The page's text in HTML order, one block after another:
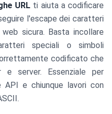
URL ti aiuta a codificare
l'escape dei caratteri
sicura. Basta incollare
speciali o simboli
codificato che
server. Essenziale per
API e chiunque lavori con